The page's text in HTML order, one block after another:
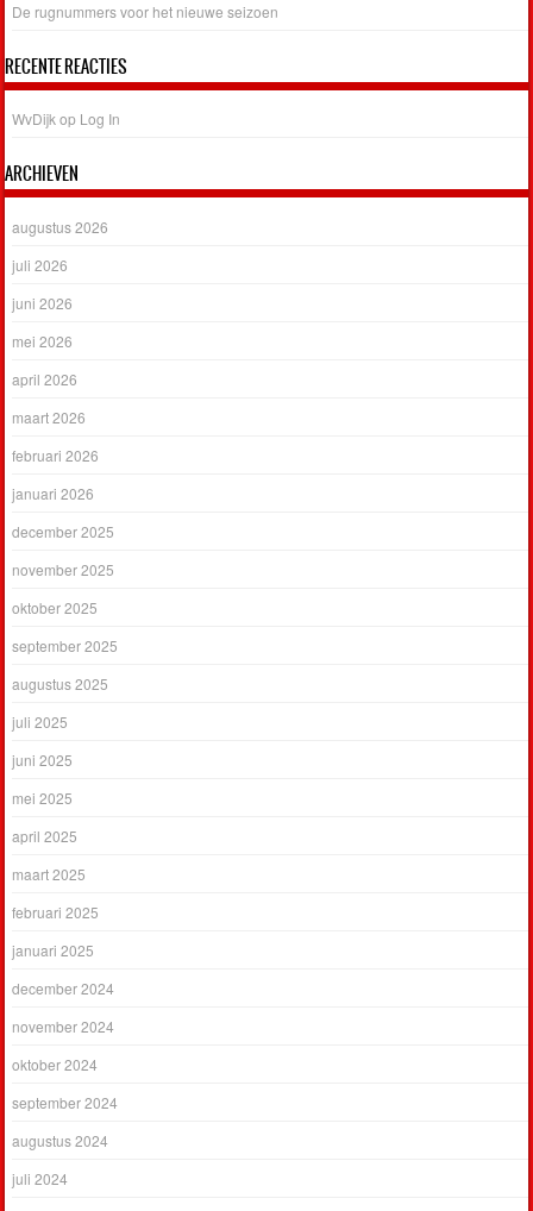
De rugnummers voor het nieuwe seizoen
RECENTE REACTIES
WvDijkop Log In
ARCHIEVEN
augustus 2026
juli 2026
juni 2026
mei 2026
april 2026
maart 2026
februari 2026
januari 2026
december 2025
november 2025
oktober 2025
september 2025
augustus 2025
juli 2025
juni 2025
mei 2025
april 2025
maart 2025
februari 2025
januari 2025
december 2024
november 2024
oktober 2024
september 2024
augustus 2024
juli 2024